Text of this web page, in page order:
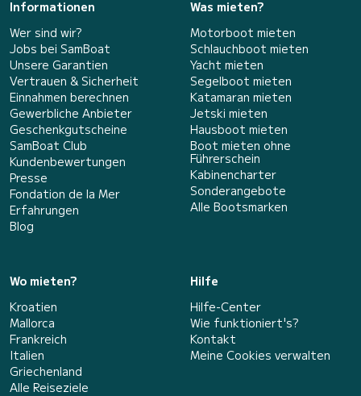
Informationen
Wer sind wir?
Jobs bei SamBoat
Unsere Garantien
Vertrauen & Sicherheit
Einnahmen berechnen
Gewerbliche Anbieter
Geschenkgutscheine
SamBoat Club
Kundenbewertungen
Presse
Fondation de la Mer
Erfahrungen
Blog
Was mieten?
Motorboot mieten
Schlauchboot mieten
Yacht mieten
Segelboot mieten
Katamaran mieten
Jetski mieten
Hausboot mieten
Boot mieten ohne
Führerschein
Kabinencharter
Sonderangebote
Alle Bootsmarken
Wo mieten?
Kroatien
Mallorca
Frankreich
Italien
Griechenland
Alle Reiseziele
Hilfe
Hilfe-Center
Wie funktioniert's?
Kontakt
Meine Cookies verwalten